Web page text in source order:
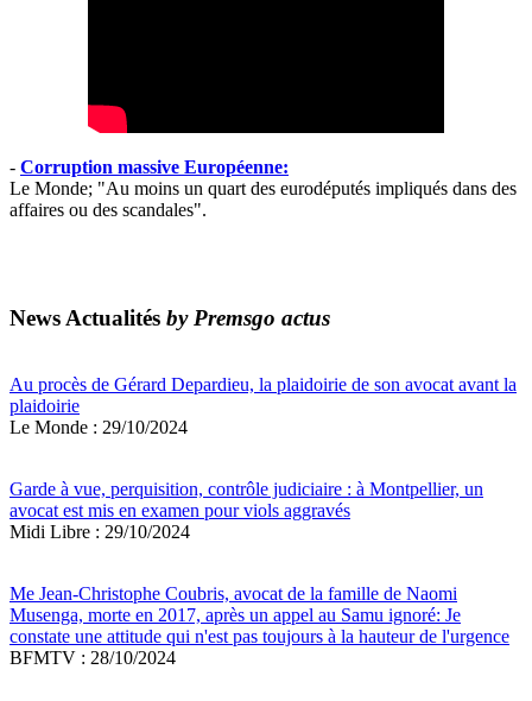
- Corruption massive Européenne:
Le Monde; "Au moins un quart des eurodéputés impliqués dans des
affaires ou des scandales".
News Actualités by Premsgo actus
Au procès de Gérard Depardieu, la plaidoirie de son avocat avant la
plaidoirie
Le Monde : 29/10/2024
Garde à vue, perquisition, contrôle judiciaire : à Montpellier, un
avocat est mis en examen pour viols aggravés
Midi Libre : 29/10/2024
Me Jean-Christophe Coubris, avocat de la famille de Naomi
Musenga, morte en 2017, après un appel au Samu ignoré: Je
constate une attitude qui n'est pas toujours à la hauteur de l'urgence
BFMTV : 28/10/2024